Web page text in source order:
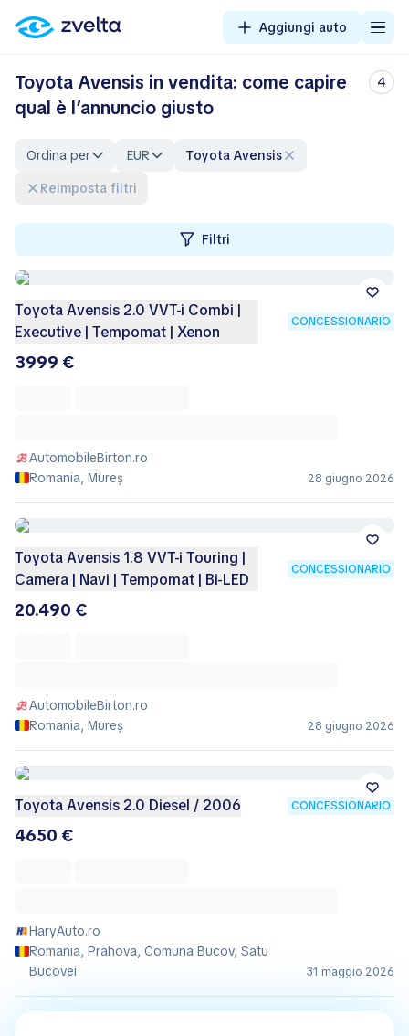
Aggiungi auto
Toyota Avensis in vendita: come capire
qual è l’annuncio giusto
4
Ordina per EUR
Toyota Avensis
Reimposta filtri
Filtri
Toyota Avensis 2.0 VVT-i Combi |
Executive | Tempomat | Xenon
CONCESSIONARIO
3999 €
AutomobileBirton.ro
Romania, Mureș
28 giugno 2026
Toyota Avensis 1.8 VVT-i Touring |
Camera | Navi | Tempomat | Bi-LED
CONCESSIONARIO
20.490 €
AutomobileBirton.ro
Romania, Mureș
28 giugno 2026
Toyota Avensis 2.0 Diesel / 2006 CONCESSIONARIO
4650 €
HaryAuto.ro
Romania, Prahova, Comuna Bucov, Satu
Bucovei
31 maggio 2026